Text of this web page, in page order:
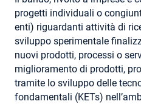
progetti individuali o
enti) riguardanti attività di
sviluppo sperimentale
nuovi prodotti, processi o
miglioramento di prodotti,
tramite lo sviluppo delle
fondamentali (KETs)